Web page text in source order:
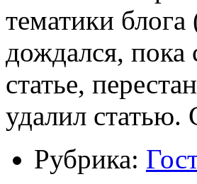
тематики
дождался, пока
статье,
удалил статью.
Рубрика: